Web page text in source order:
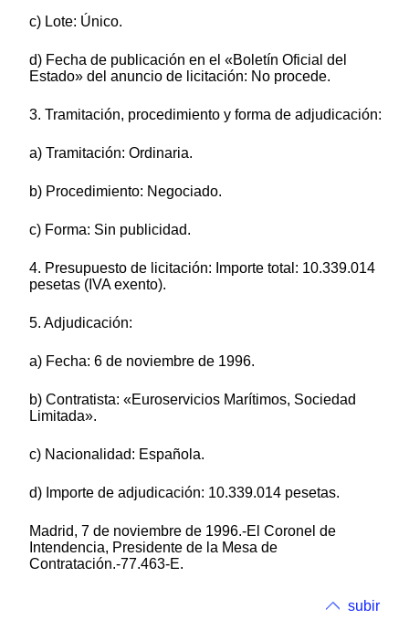
c) Lote: Único.
d) Fecha de publicación en el «Boletín Oficial del
Estado» del anuncio de licitación: No procede.
3. Tramitación, procedimiento y forma de adjudicación:
a) Tramitación: Ordinaria.
b) Procedimiento: Negociado.
c) Forma: Sin publicidad.
4. Presupuesto de licitación: Importe total: 10.339.014
pesetas (IVA exento).
5. Adjudicación:
a) Fecha: 6 de noviembre de 1996.
b) Contratista: «Euroservicios Marítimos, Sociedad
Limitada».
c) Nacionalidad: Española.
d) Importe de adjudicación: 10.339.014 pesetas.
Madrid, 7 de noviembre de 1996.-El Coronel de
Intendencia, Presidente de la Mesa de
Contratación.-77.463-E.
subir